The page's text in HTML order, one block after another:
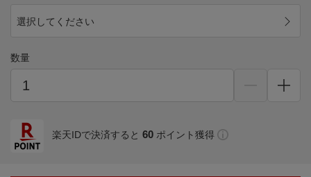
選択してください
数量
楽天IDで決済すると 60 ポイント獲得